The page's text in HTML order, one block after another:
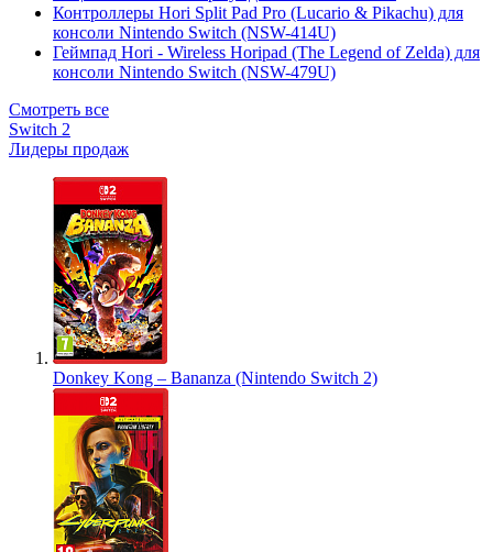
Контроллеры Hori Split Pad Pro (Lucario & Pikachu) для
консоли Nintendo Switch (NSW-414U)
Геймпад Hori - Wireless Horipad (The Legend of Zelda) для
консоли Nintendo Switch (NSW-479U)
Смотреть все
Switch 2
Лидеры продаж
Donkey Kong – Bananza (Nintendo Switch 2)